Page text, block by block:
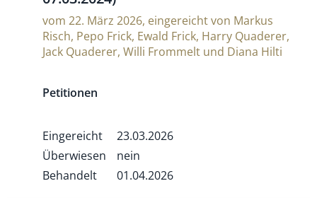
vom 22. März 2026, eingereicht von Markus
Risch, Pepo Frick, Ewald Frick, Harry Quaderer,
Jack Quaderer, Willi Frommelt und Diana Hilti
Petitionen
Eingereicht
23.03.2026
Überwiesen
nein
Behandelt
01.04.2026